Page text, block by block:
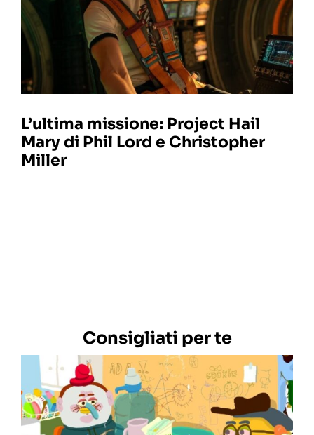
L’ultima missione: Project Hail
Mary di Phil Lord e Christopher
Miller
Consigliati per te